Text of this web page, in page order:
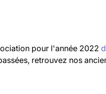
pour l'année 2022
retrouvez nos